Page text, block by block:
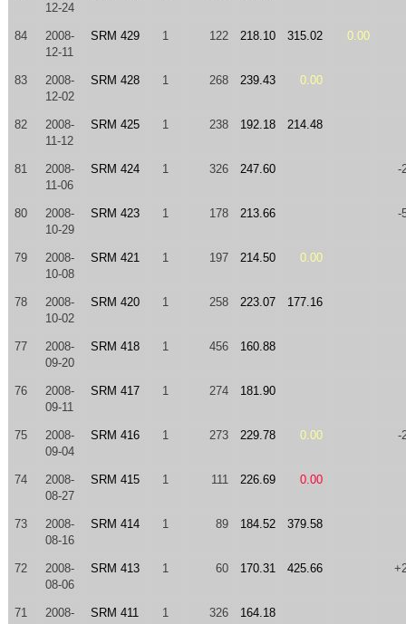
12-24
84
2008-
12-11
SRM 429 1 122 218.10 315.02 0.00
83
2008-
12-02
SRM 428 1 268 239.43 0.00
82
2008-
11-12
SRM 425 1 238 192.18 214.48
81
2008-
11-06
SRM 424 1 326 247.60 -
80
2008-
10-29
SRM 423 1 178 213.66 -
79
2008-
10-08
SRM 421 1 197 214.50 0.00
78
2008-
10-02
SRM 420 1 258 223.07 177.16
77
2008-
09-20
SRM 418 1 456 160.88
76
2008-
09-11
SRM 417 1 274 181.90
75
2008-
09-04
SRM 416 1 273 229.78 0.00 -
74
2008-
08-27
SRM 415 1 111 226.69 0.00
73
2008-
08-16
SRM 414 1 89 184.52 379.58
72
2008-
08-06
SRM 413 1 60 170.31 425.66
71
2008-
SRM 411 1 326 164.18